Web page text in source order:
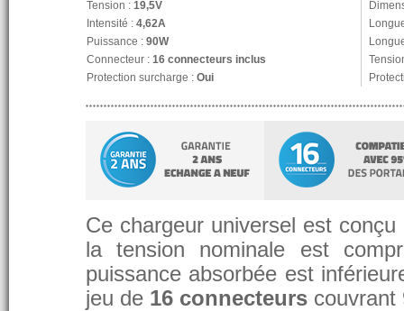
Tension : 19,5V
Intensité : 4,62A
Puissance : 90W
Connecteur : 16 connecteurs inclus
Protection surcharge : Oui
Ce chargeur universel est
la tension nominale est
puissance absorbée est
jeu de 16 connecteurs couvrant